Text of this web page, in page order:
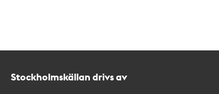
Stockholmskällan drivs av